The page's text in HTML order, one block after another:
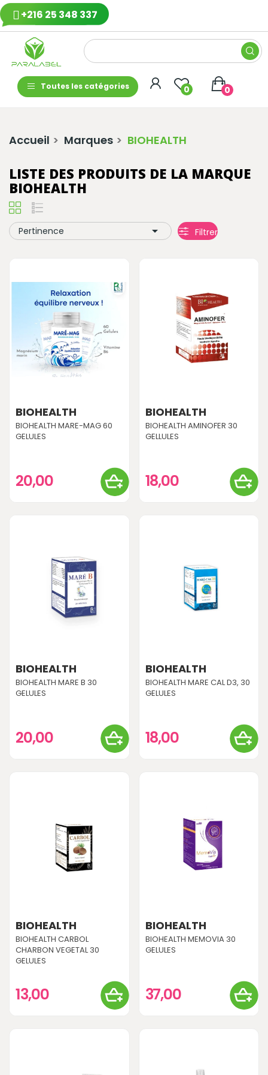
+216 25 348 337
Toutes les catégories 0 0
Accueil Marques BIOHEALTH
LISTE DES PRODUITS DE LA MARQUE
BIOHEALTH
Pertinence  Filtrer
BIOHEALTH
BIOHEALTH MARE-MAG 60
GELULES
20,00
BIOHEALTH
BIOHEALTH AMINOFER 30
GELLULES
18,00
BIOHEALTH
BIOHEALTH MARE B 30
GELULES
20,00
BIOHEALTH
BIOHEALTH MARE CAL D3, 30
GELULES
18,00
BIOHEALTH
BIOHEALTH CARBOL
CHARBON VEGETAL 30
GELULES
13,00
BIOHEALTH
BIOHEALTH MEMOVIA 30
GELULES
37,00